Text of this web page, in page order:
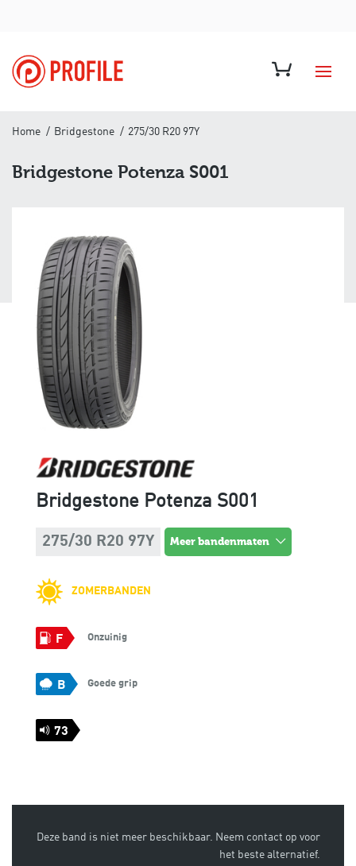
Home Bridgestone 275/30 R20 97Y
Bridgestone Potenza S001
Bridgestone Potenza S001
275/30 R20 97Y meer bandenmaten
ZOMERBANDEN
F Onzuinig
B Goede grip
73
Deze band is niet meer beschikbaar. Neem contact op voor
het beste alternatief.